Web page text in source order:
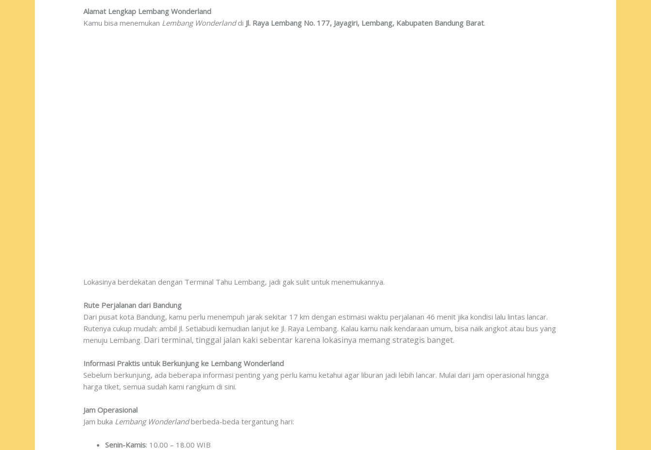
Alamat Lengkap Lembang Wonderland
Kamu bisa menemukan Lembang Wonderlanddi Jl. Raya Lembang No. 177, Jayagiri, Lembang, Kabupaten Bandung Barat.
Lokasinya berdekatan dengan Terminal Tahu Lembang, jadi gak sulit untuk menemukannya.
Rute Perjalanan dari Bandung
Dari pusat kota Bandung, kamu perlu menempuh jarak sekitar 17 km dengan estimasi waktu perjalanan 46 menit jika kondisi lalu lintas lancar.
Rutenya cukup mudah: ambil Jl. Setiabudi kemudian lanjut ke Jl. Raya Lembang. Kalau kamu naik kendaraan umum, bisa naik angkot atau bus yang
menuju Lembang. Dari terminal, tinggal jalan kaki sebentar karena lokasinya memang strategis banget.
Informasi Praktis untuk Berkunjung ke Lembang Wonderland
Sebelum berkunjung, ada beberapa informasi penting yang perlu kamu ketahui agar liburan jadi lebih lancar. Mulai dari jam operasional hingga
harga tiket, semua sudah kami rangkum di sini.
Jam Operasional
Jam buka Lembang Wonderlandberbeda-beda tergantung hari:
Senin-Kamis: 10.00 – 18.00 WIB